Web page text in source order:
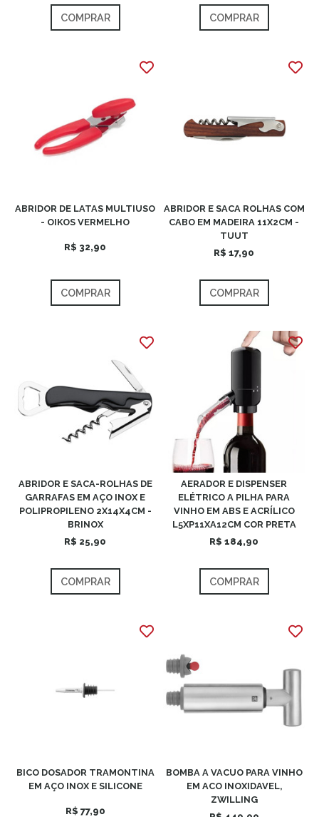
COMPRAR COMPRAR
ABRIDOR DE LATAS MULTIUSO
- OIKOS VERMELHO
R$ 32,90
COMPRAR
ABRIDOR E SACA ROLHAS COM
CABO EM MADEIRA 11X2CM -
TUUT
R$ 17,90
COMPRAR
ABRIDOR E SACA-ROLHAS DE
GARRAFAS EM AÇO INOX E
POLIPROPILENO 2X14X4CM -
BRINOX
R$ 25,90
COMPRAR
AERADOR E DISPENSER
ELÉTRICO A PILHA PARA
VINHO EM ABS E ACRÍLICO
L5XP11XA12CM COR PRETA
R$ 184,90
COMPRAR
BICO DOSADOR TRAMONTINA
EM AÇO INOX E SILICONE
R$ 77,90
BOMBA A VACUO PARA VINHO
EM ACO INOXIDAVEL,
ZWILLING